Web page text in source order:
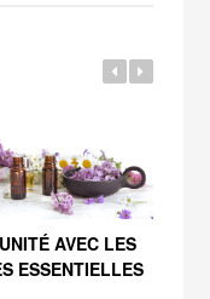
AVEC LES
ESSENTIELLES